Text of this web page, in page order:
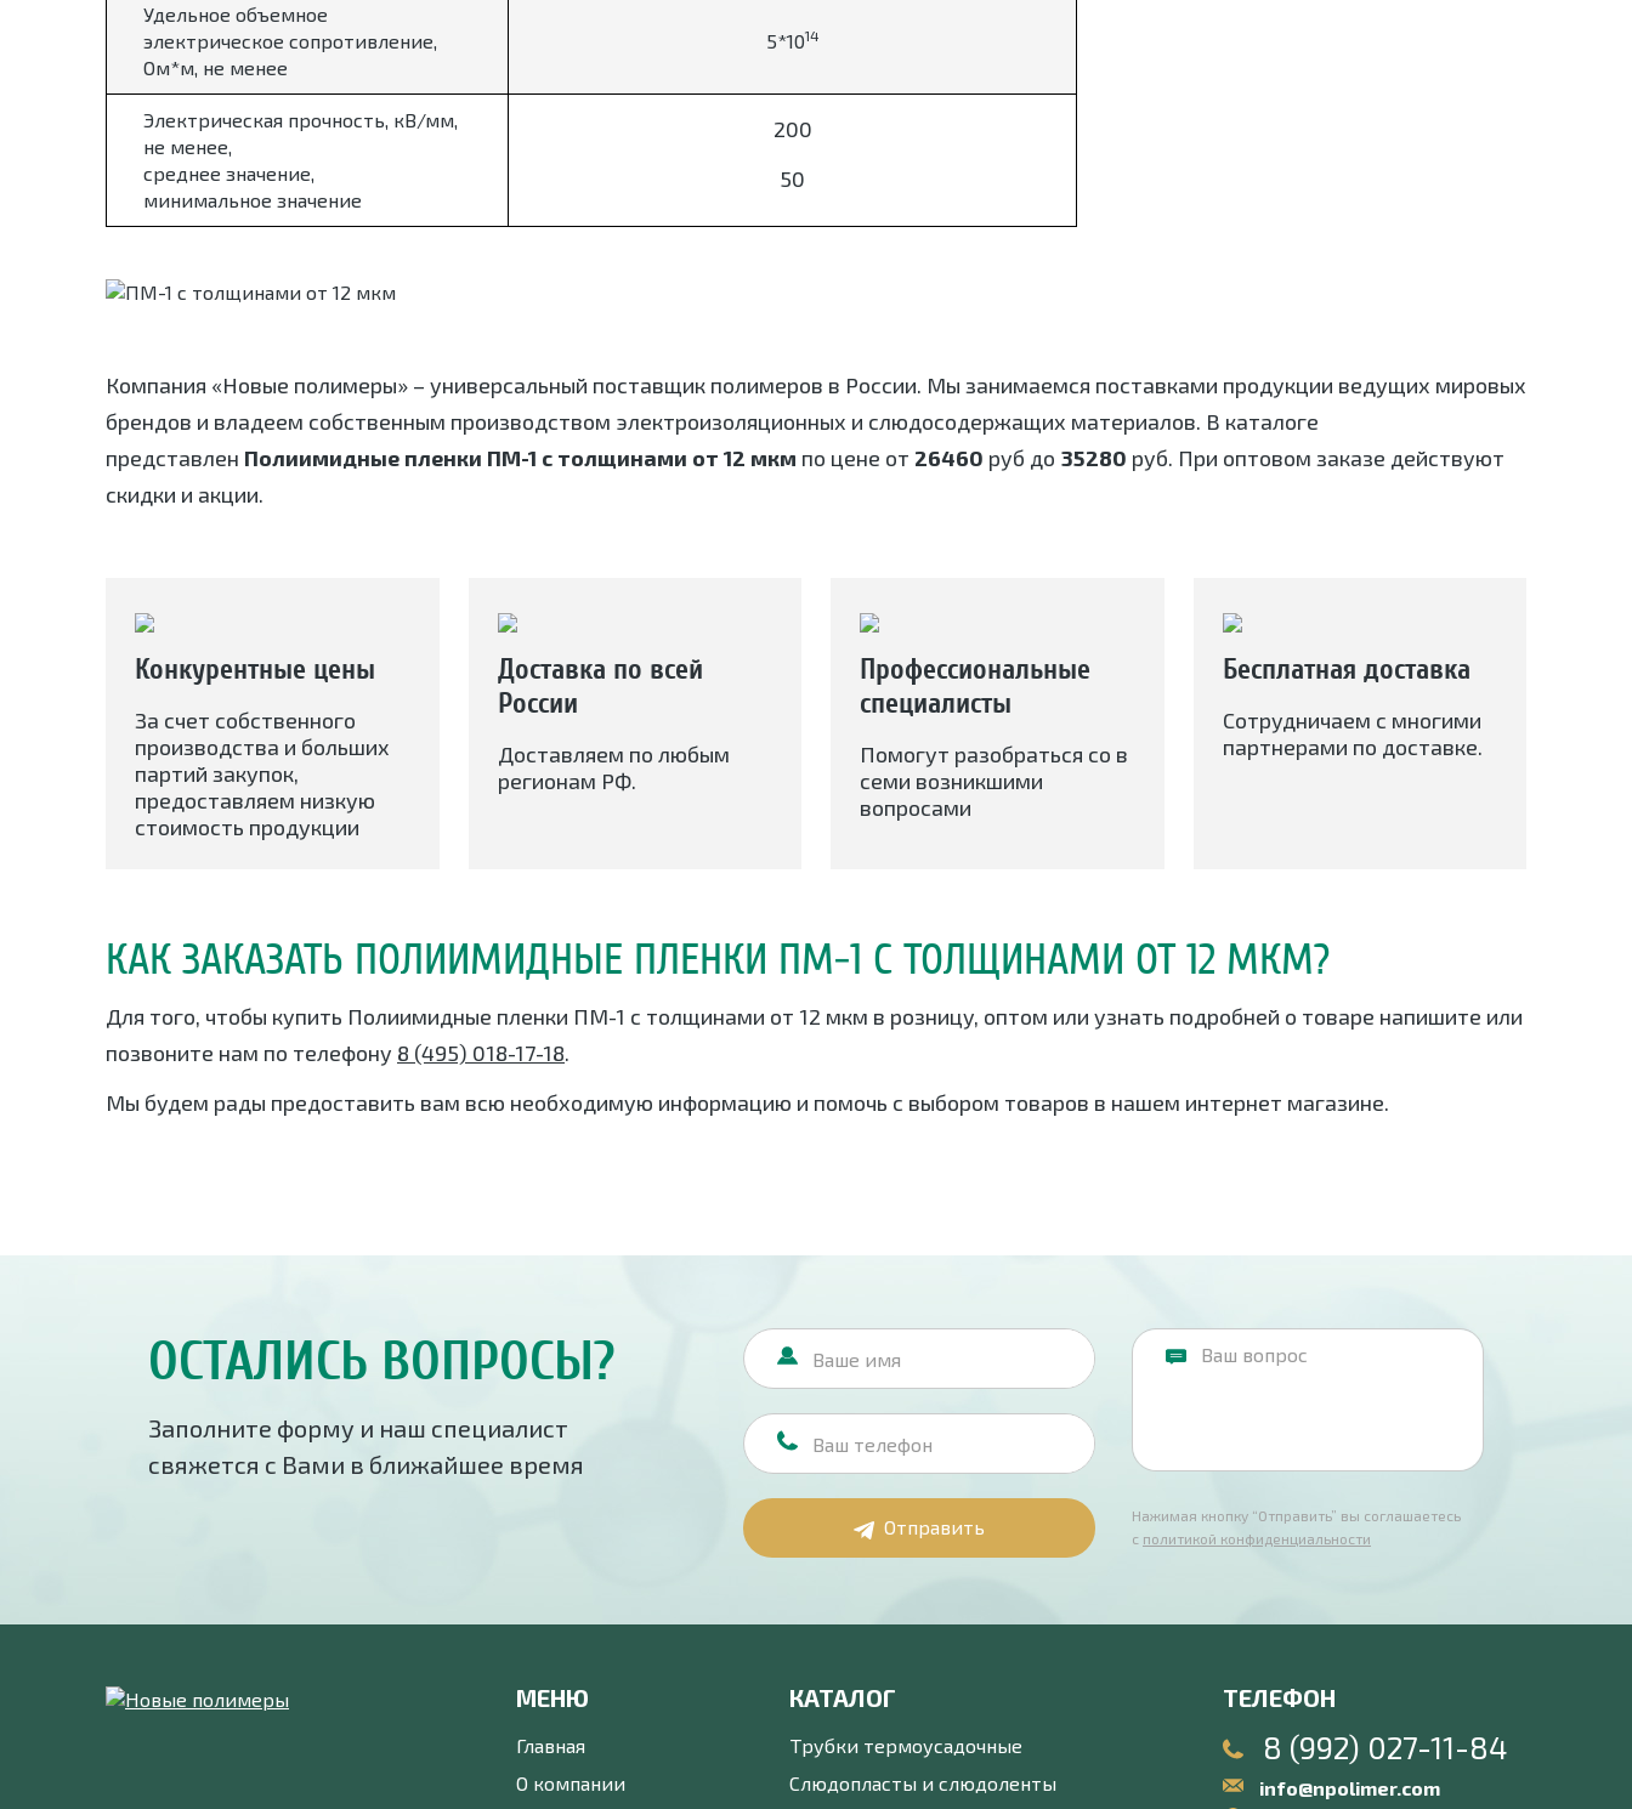
Удельное объемное
электрическое сопротивление,
Ом*м, не менее
5*1014
Электрическая прочность, кВ/мм,
не менее,
среднее значение,
минимальное значение
200
50
Компания «Новые полимеры» – универсальный поставщик полимеров в России. Мы занимаемся поставками продукции ведущих мировых
брендов и владеем собственным производством электроизоляционных и слюдосодержащих материалов. В каталоге
представлен Полиимидные пленки ПМ-1 с толщинами от 12 мкм по цене от 26460 руб до 35280 руб. При оптовом заказе действуют
скидки и акции.
Конкурентные цены
За счет собственного
производства и больших
партий закупок,
предоставляем низкую
стоимость продукции
Доставка по всей
России
Доставляем по любым
регионам РФ.
Профессиональные
специалисты
Помогут разобраться со в
семи возникшими
вопросами
Бесплатная доставка
Сотрудничаем с многими
партнерами по доставке.
КАК ЗАКАЗАТЬ ПОЛИИМИДНЫЕ ПЛЕНКИ ПМ-1 С ТОЛЩИНАМИ ОТ 12 МКМ?
Для того, чтобы купить Полиимидные пленки ПМ-1 с толщинами от 12 мкм в розницу, оптом или узнать подробней о товаре напишите или
позвоните нам по телефону 8 (495) 018-17-18.
Мы будем рады предоставить вам всю необходимую информацию и помочь с выбором товаров в нашем интернет магазине.
ОСТАЛИСЬ ВОПРОСЫ?
Заполните форму и наш специалист
свяжется с Вами в ближайшее время
Отправить
Нажимая кнопку “Отправить” вы соглашаетесь
с политикой конфиденциальности
МЕНЮ
Главная
О компании
КАТАЛОГ
Трубки термоусадочные
Слюдопласты и слюдоленты
ТЕЛЕФОН
8 (992) 027-11-84
info@npolimer.com